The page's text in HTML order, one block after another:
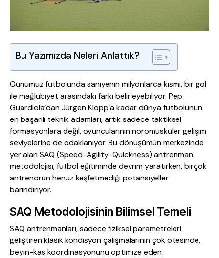
Bu Yazımızda Neleri Anlattık?
Günümüz futbolunda saniyenin milyonlarca kısmı, bir gol
ile mağlubiyet arasındaki farkı belirleyebiliyor. Pep
Guardiola’dan Jürgen Klopp’a kadar dünya futbolunun
en başarılı teknik adamları, artık sadece taktiksel
formasyonlara değil, oyuncularının nöromüsküler gelişim
seviyelerine de odaklanıyor. Bu dönüşümün merkezinde
yer alan SAQ (Speed-Agility-Quickness) antrenman
metodolojisi, futbol eğitiminde devrim yaratırken, birçok
antrenörün henüz keşfetmediği potansiyeller
barındırıyor.
SAQ Metodolojisinin Bilimsel Temeli
SAQ antrenmanları, sadece fiziksel parametreleri
geliştiren klasik kondisyon çalışmalarının çok ötesinde,
beyin-kas koordinasyonunu optimize eden